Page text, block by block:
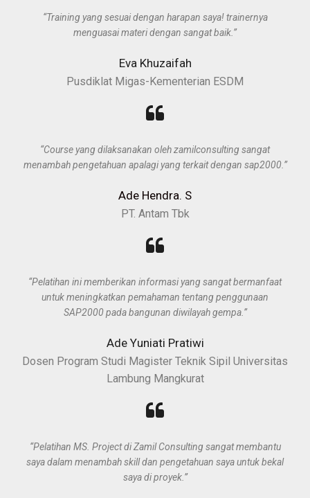
“Training yang sesuai dengan harapan saya! trainernya
menguasai materi dengan sangat baik.”
Eva Khuzaifah
Pusdiklat Migas-Kementerian ESDM
“Course yang dilaksanakan oleh zamilconsulting sangat
menambah pengetahuan apalagi yang terkait dengan sap2000.”
Ade Hendra. S
PT. Antam Tbk
“Pelatihan ini memberikan informasi yang sangat bermanfaat
untuk meningkatkan pemahaman tentang penggunaan
SAP2000 pada bangunan diwilayah gempa.”
Ade Yuniati Pratiwi
Dosen Program Studi Magister Teknik Sipil Universitas
Lambung Mangkurat
“Pelatihan MS. Project di Zamil Consulting sangat membantu
saya dalam menambah skill dan pengetahuan saya untuk bekal
saya di proyek.”